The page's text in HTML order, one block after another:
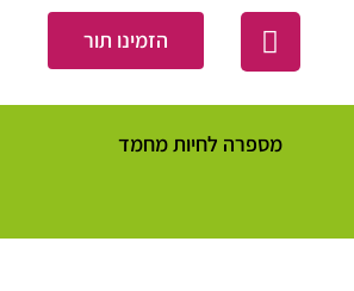
הזמינו תור
מספרה לחיות מחמד